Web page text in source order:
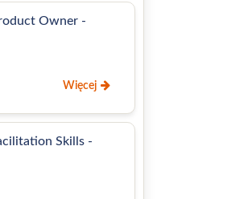
Owner -
Więcej
Skills -